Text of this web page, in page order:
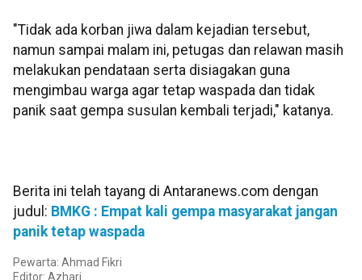
"Tidak ada korban jiwa dalam kejadian tersebut,
namun sampai malam ini, petugas dan relawan masih
melakukan pendataan serta disiagakan guna
mengimbau warga agar tetap waspada dan tidak
panik saat gempa susulan kembali terjadi," katanya.
Berita ini telah tayang di Antaranews.com dengan
judul: BMKG : Empat kali gempa masyarakat jangan
panik tetap waspada
Pewarta: Ahmad Fikri
Editor: Azhari